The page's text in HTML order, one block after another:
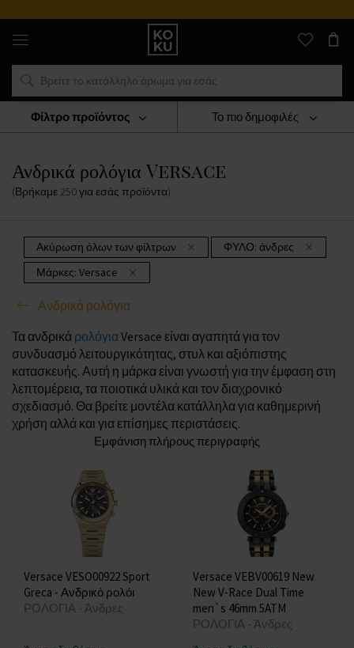
Αυθεντικά
αρώματα
και
ρολόγια
σε
μέρος
ΡΟΛΟΓΙΑ
Ανδρικά Ρολόγια Ανδρικά Ρολόγια Versace
Ανδρικά ρολόγια Versace
(Βρήκαμε 250για εσάς προϊόντα)
Το πιο δημοφιλές
Ακύρωση όλων των φίλτρων ΦΥΛΟ: άνδρες
Μάρκες: Versace
Ανδρικά ρολόγια
Φίλτρο προϊόντος
Τα ανδρικά ρολόγιαVersace είναι αγαπητά για τον
συνδυασμό λειτουργικότητας, στυλ και αξιόπιστης
κατασκευής. Αυτή η μάρκα είναι γνωστή για την έμφαση στη
λεπτομέρεια, τα ποιοτικά υλικά και τον διαχρονικό
σχεδιασμό. Θα βρείτε μοντέλα κατάλληλα για καθημερινή
χρήση αλλά και για επίσημες περιστάσεις.
Εμφάνιση πλήρους περιγραφής
Versace VESO00922 Sport
Greca - Ανδρικό ρολόι
ΡΟΛΟΓΙΑ - Άνδρες
Versace VEBV00619 New
New V-Race Dual Time
men`s 46mm 5ATM
ΡΟΛΟΓΙΑ - Άνδρες